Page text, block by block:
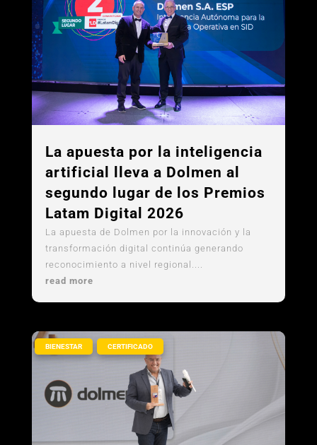
La apuesta por la inteligencia
artificial lleva a Dolmen al
segundo lugar de los Premios
Latam Digital 2026
La apuesta de Dolmen por la innovación y la
transformación digital continúa generando
reconocimiento a nivel regional....
read more
BIENESTAR CERTIFICADO